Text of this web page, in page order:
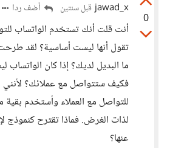
0
jawad_x قبل سنتين أضف ردا
أنت قلت أنك تستخدم الواتساب
تقول أنها ليست أساسية؟ لقد
ما البديل لديك؟ إذا كان الواتساب
فكيف ستتواصل مع عملائك؟ لأنني
للتواصل مع العملاء وأستخدم بقية
لذات الغرض. فماذا تقترح كنموذج
عنها؟